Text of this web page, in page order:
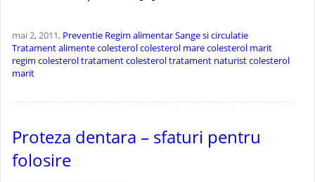
mai 2, 2011, Preventie Regim alimentarSange si circulatie
Tratamentalimente colesterolcolesterol marecolesterol marit
regim colesteroltratament colesteroltratament naturist colesterol
marit
Proteza dentara – sfaturi pentru
folosire